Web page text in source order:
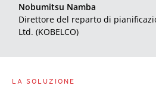
Nobumitsu Namba
Direttore del reparto di
Ltd. (KOBELCO)
LA SOLUZIONE